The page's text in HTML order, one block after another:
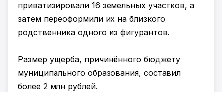
приватизировали 16 земельных участков, а
затем переоформили их на близкого
родственника одного из фигурантов.
Размер ущерба, причинённого бюджету
муниципального образования, составил
более 2 млн рублей.